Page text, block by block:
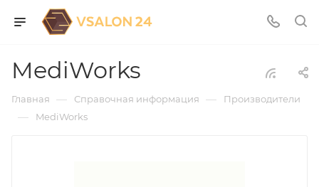
MediWorks
Главная — Справочная информация — Производители
— MediWorks